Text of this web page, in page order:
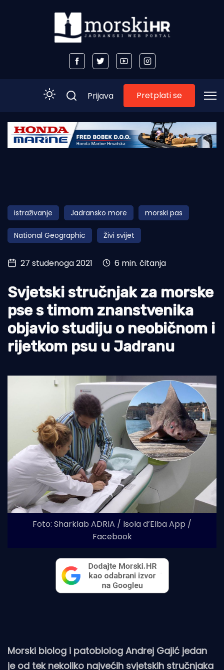
Početna
Obala
Otoci
Turizam i nautika
Pomorstvo
Ribolov
Ekologija
Tradicija i kultura
Prijava Pretplati se
istraživanje Jadransko more morski pas
National Geographic Živi svijet
27 studenoga 2021 6 min. čitanja
Svjetski stručnjak za morske
pse s timom znanstvenika
objavio studiju o neobičnom i
rijetkom psu u Jadranu
Foto: Sharklab ADRIA / Isola d’Elba App /
Facebook
Morski biolog i patobiolog Andrej Gajić jedan
je od tek nekoliko najvećih svjetskih stručnjaka